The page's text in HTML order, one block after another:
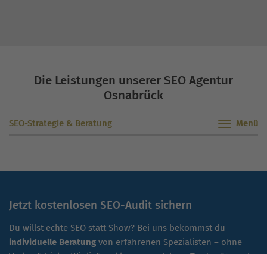
Die Leistungen unserer SEO Agentur
Osnabrück
SEO-Strategie & Beratung
Jetzt kostenlosen SEO-Audit sichern
Du willst echte SEO statt Show? Bei uns bekommst du
individuelle Beratung von erfahrenen Spezialisten – ohne